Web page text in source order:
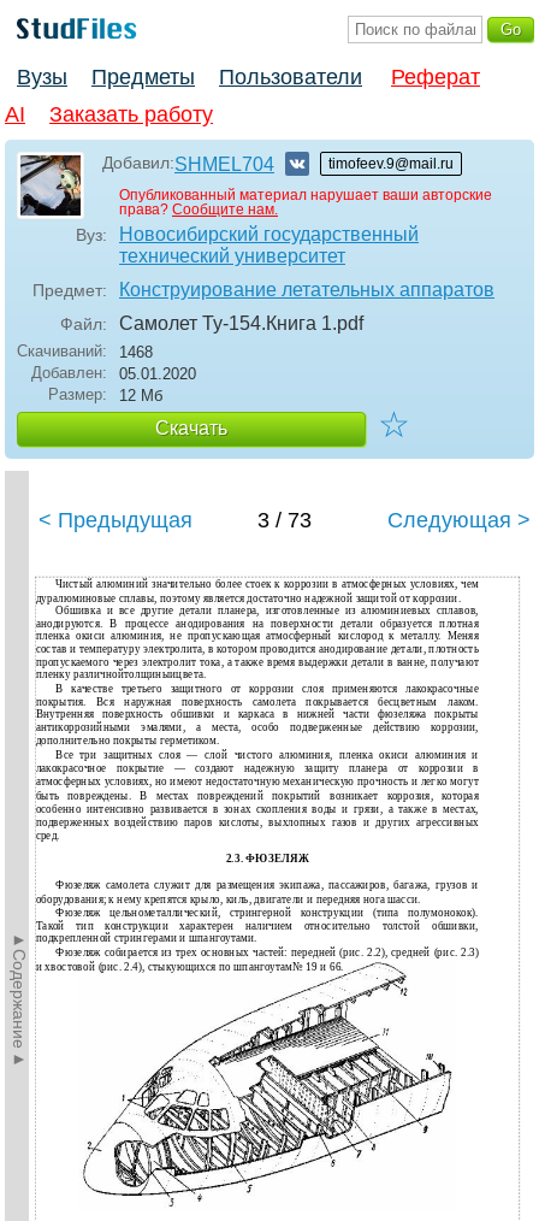
Вузы Предметы Пользователи
Реферат
AI
Заказать работу
Добавил:SHMEL704
timofeev.9@mail.ru
Опубликованный материал нарушает ваши авторские
права? Сообщите нам.
Вуз:
Новосибирский государственный
технический университет
Предмет: Конструирование летательных аппаратов
Файл: Самолет Ту-154.Книга 1.pdf
Скачиваний:
1468
Добавлен:
05.01.2020
Размер:
12 Мб
Скачать ☆
►Содержание►
< Предыдущая 3 / 73 Следующая >
Чистый алюминий значительно более стоек к коррозии в атмосферных условиях, чем
дуралюминовые сплавы, поэтому является достаточно надежной защитой от коррозии.
Обшивка и все другие детали планера, изготовленные из алюминиевых сплавов,
анодируются. В процессе анодирования на поверхности детали образуется плотная
пленка окиси алюминия, не пропускающая атмосферный кислород к металлу. Меняя
состав и температуру электролита, в котором проводится анодирование детали, плотность
пропускаемого через электролит тока, а также время выдержки детали в ванне, получают
пленку различнойтолщиныицвета.
В качестве третьего защитного от коррозии слоя применяются лакокрасочные
покрытия. Вся наружная поверхность самолета покрывается бесцветным лаком.
Внутренняя поверхность обшивки и каркаса в нижней части фюзеляжа покрыты
антикоррозийными эмалями, а места, особо подверженные действию коррозии,
дополнительно покрыты герметиком.
Все три защитных слоя — слой чистого алюминия, пленка окиси алюминия и
лакокрасочное покрытие — создают надежную защиту планера от коррозии в
атмосферных условиях, но имеют недостаточную механическую прочность и легко могут
быть повреждены. В местах повреждений покрытий возникает коррозия, которая
особенно интенсивно развивается в зонах скопления воды и грязи, а также в местах,
подверженных воздействию паров кислоты, выхлопных газов и других агрессивных
сред.
2.3. ФЮЗЕЛЯЖ
Фюзеляж самолета служит для размещения экипажа, пассажиров, багажа, грузов и
оборудования; к нему крепятся крыло, киль, двигатели и передняя нога шасси.
Фюзеляж цельнометаллический, стрингерной конструкции (типа полумонокок).
Такой тип конструкции характерен наличием относительно толстой обшивки,
подкрепленной стрингерами и шпангоутами.
Фюзеляж собирается из трех основных частей: передней (рис. 2.2), средней (рис. 2.3)
и хвостовой (рис. 2.4), стыкующихся по шпангоутам№ 19 и 66.